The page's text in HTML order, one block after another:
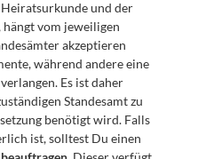
und der
vom jeweiligen
akzeptieren
während andere eine
Es ist daher
Standesamt zu
benötigt wird. Falls